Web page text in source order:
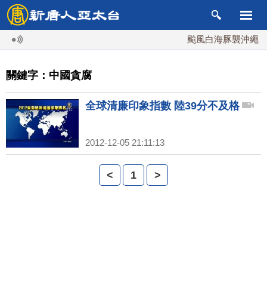
颱風白海豚襲沖繩
關鍵字：中國貪腐
全球清廉印象指數 陸39分不及格
2012-12-05 21:11:13
< 1 >